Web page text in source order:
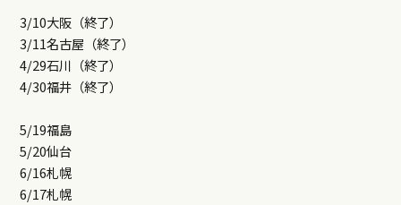
3/10大阪（終了）
3/11名古屋（終了）
4/29石川（終了）
4/30福井（終了）
5/19福島
5/20仙台
6/16札幌
6/17札幌